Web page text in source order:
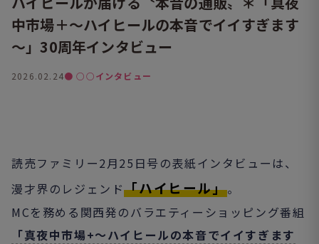
中市場＋～ハイヒールの本音でイイすぎます
～」30周年インタビュー
2026.02.24● ○○インタビュー
読売ファミリー2月25日号の表紙インタビューは、
漫才界のレジェンド「ハイヒール」。
MCを務める関西発のバラエティーショッピング番組
「真夜中市場+～ハイヒールの本音でイイすぎます